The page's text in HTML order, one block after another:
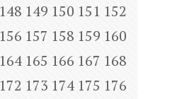
148 149 150 151 152
156 157 158 159 160
164 165 166 167 168
172 173 174 175 176